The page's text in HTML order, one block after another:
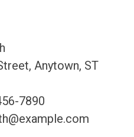
Anytown, ST
7890